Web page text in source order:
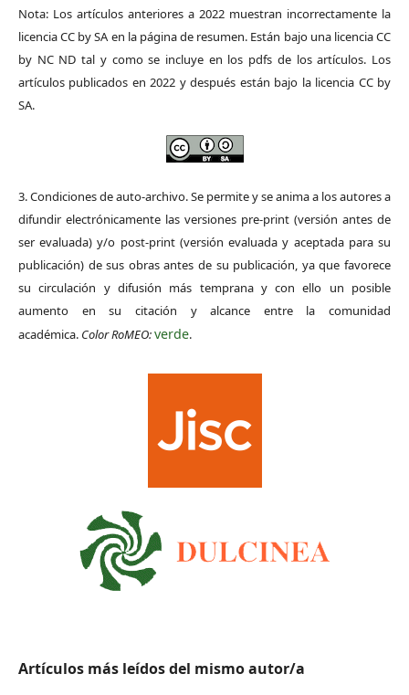
Nota: Los artículos anteriores a 2022 muestran incorrectamente la
licencia CC by SA en la página de resumen. Están bajo una licencia CC
by NC ND tal y como se incluye en los pdfs de los artículos. Los
artículos publicados en 2022 y después están bajo la licencia CC by
SA.
3. Condiciones de auto-archivo. Se permite y se anima a los autores a
difundir electrónicamente las versiones pre-print (versión antes de
ser evaluada) y/o post-print (versión evaluada y aceptada para su
publicación) de sus obras antes de su publicación, ya que favorece
su circulación y difusión más temprana y con ello un posible
aumento en su citación y alcance entre la comunidad
académica. Color RoMEO:verde.
Artículos más leídos del mismo autor/a